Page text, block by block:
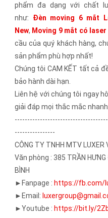
phẩm đa dạng với chất
như: Đèn moving 6 mắt
New, Moving 9 mắt có laser
cầu của quý khách hàng,
sản phẩm phù hợp nhất!
Chúng tôi CAM KẾT tất cả
bảo hành dài hạn.
Liên hệ với chúng tôi ngay
giải đáp mọi thắc mắc
----------------
CÔNG TY TNHH MTV LUXER
Văn phòng : 385 TRẦN HƯNG
BÌNH
►Fanpage : https://fb.com/
►Email:
►Youtube : https://bit.ly/